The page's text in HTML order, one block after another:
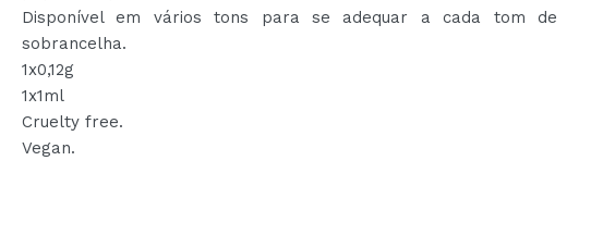
Disponível em vários tons para se adequar a cada tom de
sobrancelha.
1x0,12g
1x1ml
Cruelty free.
Vegan.